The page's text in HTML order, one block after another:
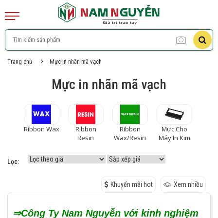
Trang chủ Mực in nhãn mã vạch
Mực in nhãn mã vạch
Ribbon Wax
Ribbon
Resin
Ribbon
Wax/Resin
Mực Cho
Máy In Kim
Lọc:
Khuyến mãi hot Xem nhiều
⇒Công Ty Nam Nguyễn với kinh nghiệm